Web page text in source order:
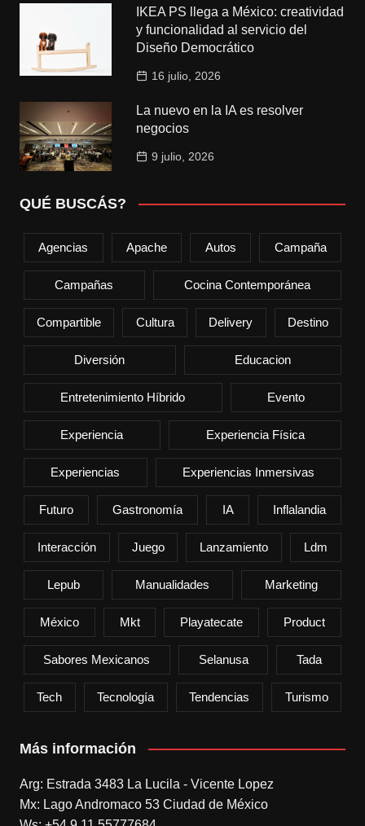
IKEA PS llega a México: creatividad
y funcionalidad al servicio del
Diseño Democrático
16 julio, 2026
La nuevo en la IA es resolver
negocios
9 julio, 2026
QUÉ BUSCÁS?
Agencias Apache Autos Campaña
Campañas Cocina Contemporánea
Compartible Cultura Delivery Destino
Diversión Educacion
Entretenimiento Híbrido Evento
Experiencia Experiencia Física
Experiencias Experiencias Inmersivas
Futuro Gastronomía IA Inflalandia
Interacción Juego Lanzamiento Ldm
Lepub Manualidades Marketing
México Mkt Playatecate Product
Sabores Mexicanos Selanusa Tada
Tech Tecnología Tendencias Turismo
Más información
Arg: Estrada 3483 La Lucila - Vicente Lopez
Mx: Lago Andromaco 53 Ciudad de México